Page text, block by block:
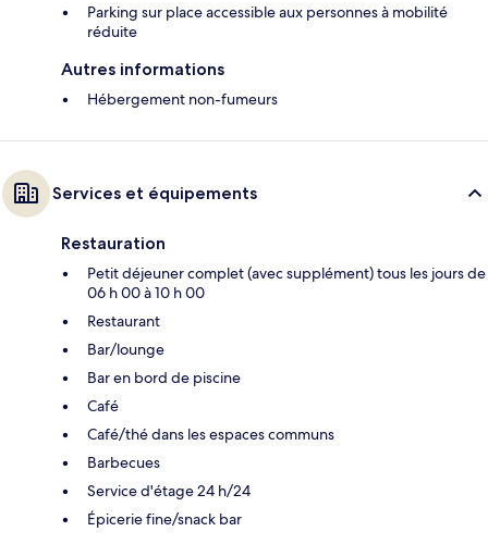
Parking sur place accessible aux personnes à mobilité
réduite
Autres informations
Hébergement non-fumeurs
Services et équipements
Restauration
Petit déjeuner complet (avec supplément) tous les jours de
06 h 00 à 10 h 00
Restaurant
Bar/lounge
Bar en bord de piscine
Café
Café/thé dans les espaces communs
Barbecues
Service d'étage 24 h/24
Épicerie fine/snack bar